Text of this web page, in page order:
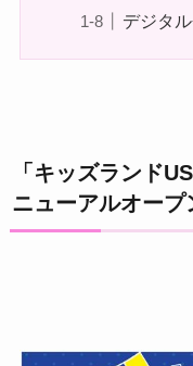
デジタ
「キッズランド
ニューアルオープ